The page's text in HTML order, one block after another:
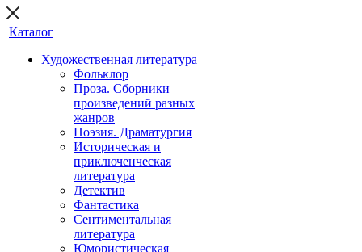
Каталог
Художественная литература
Фольклор
Проза. Сборники
произведений разных
жанров
Поэзия. Драматургия
Историческая и
приключенческая
литература
Детектив
Фантастика
Сентиментальная
литература
Юмористическая